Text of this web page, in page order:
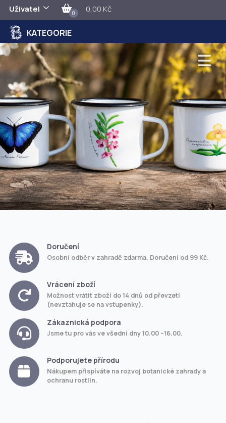
Uživatel 0 0,00 Kč
KATEGORIE
Doručení
Osobní odběr v zahradě zdarma. Doručení od 99 Kč.
Vrácení zboží
Možnost vrátit zboží do 14 dnů od převzetí
(nevztahuje se na vstupenky).
Zákaznická podpora
Jsme tu pro vás ve všední dny 10.00 –16.00.
Podporujete přírodu
Nákupem přispíváte na rozvoj botanické zahrady a
ochranu rostlin.